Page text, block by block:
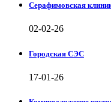
Серафимовская
02-02-26
Городская СЭС
17-01-26